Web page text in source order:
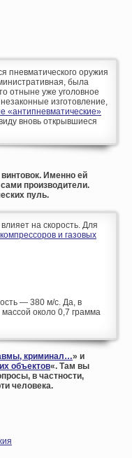
пневматического оружия
была
отныне уже уголовное
изготовление,
«антипневматические»
вновь открывшиеся
Именно ей
производители.
пуль.
на скорость. Для
и газовых
— 380 м/с. Да, в
около 0,7 грамма
криминал…» и
объектов«. Там вы
в частности,
человека.